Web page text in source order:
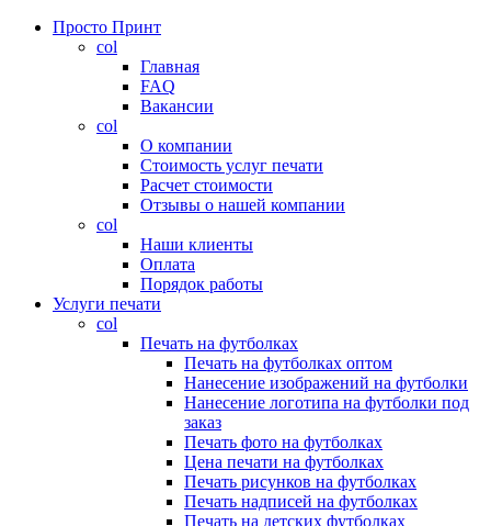
Просто Принт
col
Главная
FAQ
Вакансии
col
О компании
Стоимость услуг печати
Расчет стоимости
Отзывы о нашей компании
col
Наши клиенты
Оплата
Порядок работы
Услуги печати
col
Печать на футболках
Печать на футболках оптом
Нанесение изображений на футболки
Нанесение логотипа на футболки под
заказ
Печать фото на футболках
Цена печати на футболках
Печать рисунков на футболках
Печать надписей на футболках
Печать на детских футболках